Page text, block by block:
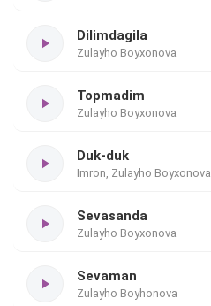
Dilimdagila
Zulayho Boyxonova
Topmadim
Zulayho Boyxonova
Duk-duk
Imron, Zulayho Boyxonova
Sevasanda
Zulayho Boyxonova
Sevaman
Zulayho Boyhonova